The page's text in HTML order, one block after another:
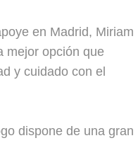
en Madrid, Miriam
mejor opción que
y cuidado con el
dispone de una gran